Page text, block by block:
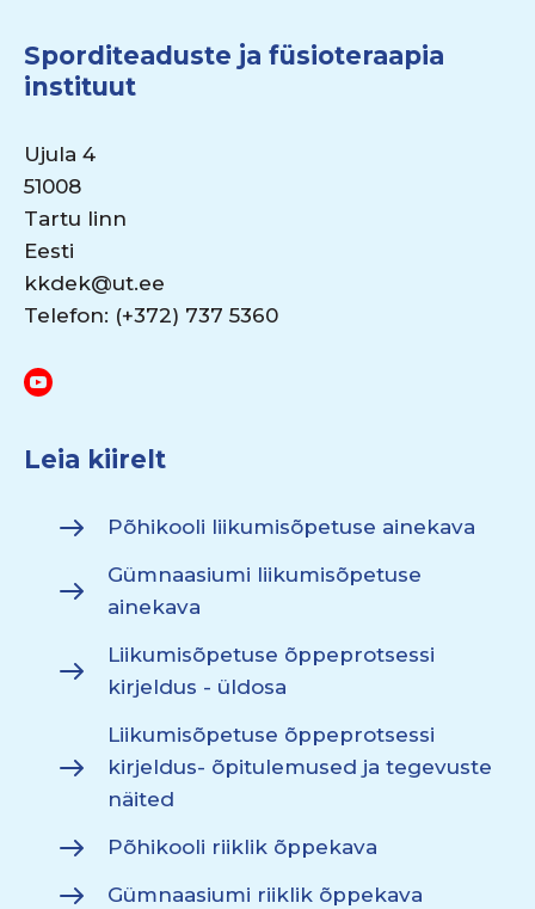
Sporditeaduste ja füsioteraapia
instituut
Ujula 4
51008
Tartu linn
Eesti
kkdek@ut.ee
Telefon: (+372) 737 5360
Leia kiirelt
Põhikooli liikumisõpetuse ainekava
Gümnaasiumi liikumisõpetuse
ainekava
Liikumisõpetuse õppeprotsessi
kirjeldus - üldosa
Liikumisõpetuse õppeprotsessi
kirjeldus- õpitulemused ja tegevuste
näited
Põhikooli riiklik õppekava
Gümnaasiumi riiklik õppekava